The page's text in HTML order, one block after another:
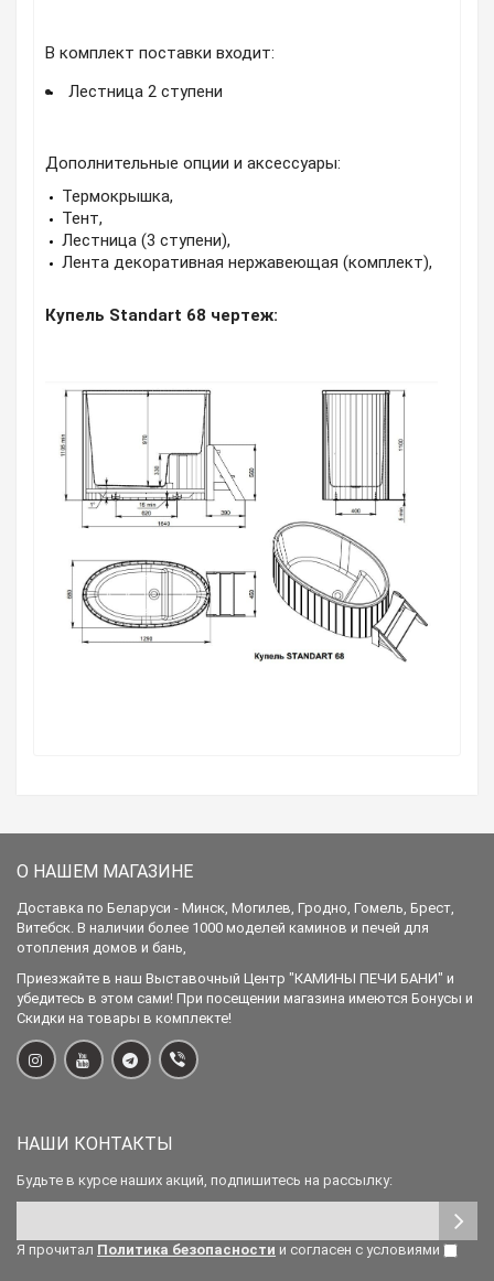
В комплект поставки входит:
Лестница 2 ступени
Дополнительные опции и аксессуары:
Термокрышка,
Тент,
Лестница (3 ступени),
Лента декоративная нержавеющая (комплект),
Купель Standart 68 чертеж:
О НАШЕМ МАГАЗИНЕ
Доставка по Беларуси - Минск, Могилев, Гродно, Гомель, Брест,
Витебск. В наличии более 1000 моделей каминов и печей для
отопления домов и бань,
Приезжайте в наш Выставочный Центр "КАМИНЫ ПЕЧИ БАНИ" и
убедитесь в этом сами! При посещении магазина имеются Бонусы и
Скидки на товары в комплекте!
НАШИ КОНТАКТЫ
Будьте в курсе наших акций, подпишитесь на рассылку:
Я прочитал Политика безопасности и согласен с условиями